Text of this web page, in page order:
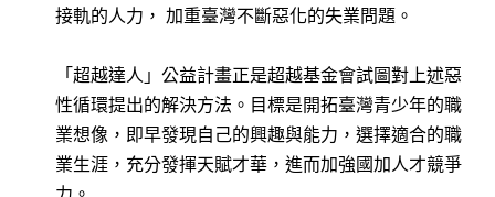
接軌的人力， 加重臺灣不斷惡化的失業問題。
「超越達人」公益計畫正是超越基金會試圖對上述惡
性循環提出的解決方法。目標是開拓臺灣青少年的職
業想像，即早發現自己的興趣與能力，選擇適合的職
業生涯，充分發揮天賦才華，進而加強國加人才競爭